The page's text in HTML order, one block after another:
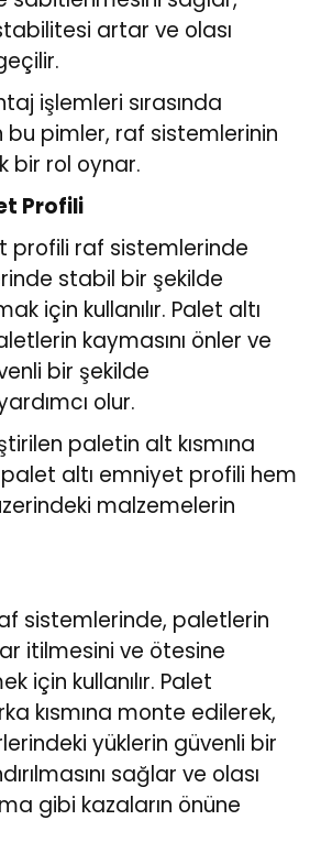
artar ve olası
işlemleri sırasında
bu pimler, raf sistemlerinin
bir rol oynar.
Profili
profili raf sistemlerinde
stabil bir şekilde
için kullanılır. Palet altı
kaymasını önler ve
bir şekilde
olur.
paletin alt kısmına
altı emniyet profili hem
malzemelerin
sistemlerinde, paletlerin
itilmesini ve ötesine
için kullanılır. Palet
kısmına monte edilerek,
yüklerin güvenli bir
sağlar ve olası
gibi kazaların önüne